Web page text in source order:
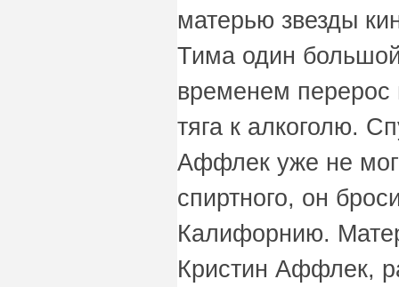
матерью звезды
Тима один
временем перерос
тяга к алкоголю.
Аффлек уже не
спиртного, он
Калифорнию.
Кристин Аффлек,